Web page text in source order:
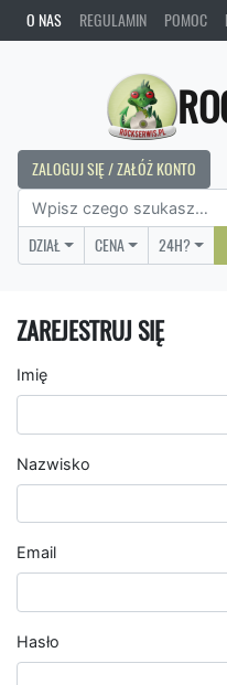
O NAS REGULAMIN POMOC
ZALOGUJ SIĘ / ZAŁÓŻ KONTO
DZIAŁ CENA 24H?
ZAREJESTRUJ SIĘ
Imię
Nazwisko
Email
Hasło